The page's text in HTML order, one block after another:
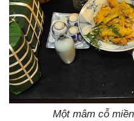
Một mâm cỗ